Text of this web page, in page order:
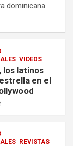
dominicana
VIDEOS
los latinos
en el
REVISTAS